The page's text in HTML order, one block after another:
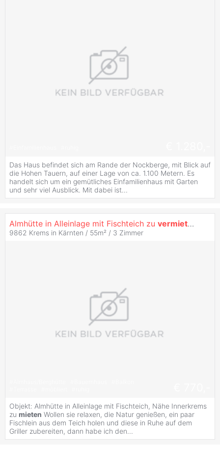
Das Haus befindet sich am Rande der Nockberge, mit Blick auf
die Hohen Tauern, auf einer Lage von ca. 1.100 Metern. Es
handelt sich um ein gemütliches Einfamilienhaus mit Garten
und sehr viel Ausblick. Mit dabei ist...
Almhütte in Alleinlage mit Fischteich zu vermieten
9862 Krems in Kärnten / 55m² / 3 Zimmer
Objekt: Almhütte in Alleinlage mit Fischteich, Nähe Innerkrems
zu mieten Wollen sie relaxen, die Natur genießen, ein paar
Fischlein aus dem Teich holen und diese in Ruhe auf dem
Griller zubereiten, dann habe ich den...